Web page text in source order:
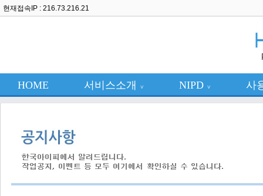
현재접속IP : 216.73.216.21
HOME 서비스소개 ∨ NIPD ∨ 사